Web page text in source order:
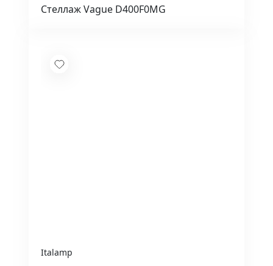
Стеллаж Vague D400F0MG
Italamp